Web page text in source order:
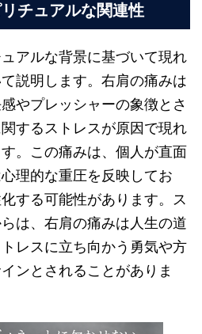
チュアルな関連性
アルな背景に基づいて現れ
説明します。右肩の痛みは
やプレッシャーの象徴とさ
するストレスが原因で現れ
。この痛みは、個人が直面
理的な重圧を反映してお
する可能性があります。ス
は、右肩の痛みは人生の道
レスに立ち向かう勇気や方
ンとされることがありま